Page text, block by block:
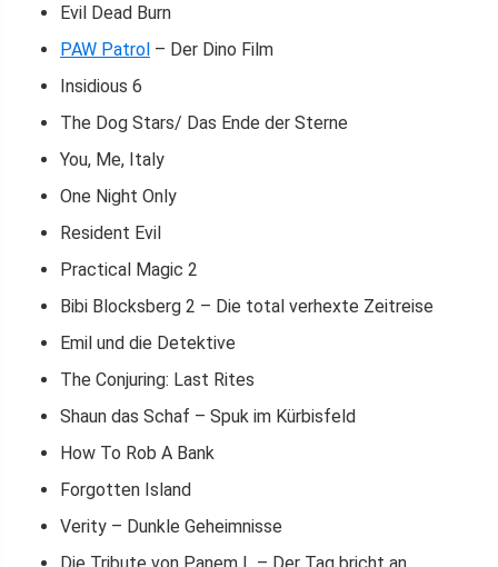
Evil Dead Burn
PAW Patrol – Der Dino Film
Insidious 6
The Dog Stars/ Das Ende der Sterne
You, Me, Italy
One Night Only
Resident Evil
Practical Magic 2
Bibi Blocksberg 2 – Die total verhexte Zeitreise
Emil und die Detektive
The Conjuring: Last Rites
Shaun das Schaf – Spuk im Kürbisfeld
How To Rob A Bank
Forgotten Island
Verity – Dunkle Geheimnisse
Die Tribute von Panem L – Der Tag bricht an